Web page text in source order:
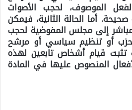
الموصوف، لحجب الأصوات
أما الحالة الثانية، فيمكن
إلى مجلس المفوضية لحجب
حزب أو تنظيم سياسي أو مرشح
تثبت قيام أشخاص تابعين لهذه
المنصوص عليها في المادة